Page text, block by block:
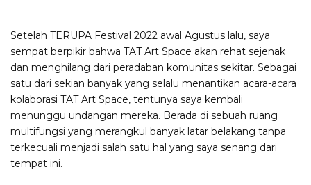
Setelah TERUPA Festival 2022 awal Agustus lalu, saya
sempat berpikir bahwa TAT Art Space akan rehat sejenak
dan menghilang dari peradaban komunitas sekitar. Sebagai
satu dari sekian banyak yang selalu menantikan acara-acara
kolaborasi TAT Art Space, tentunya saya kembali
menunggu undangan mereka. Berada di sebuah ruang
multifungsi yang merangkul banyak latar belakang tanpa
terkecuali menjadi salah satu hal yang saya senang dari
tempat ini.